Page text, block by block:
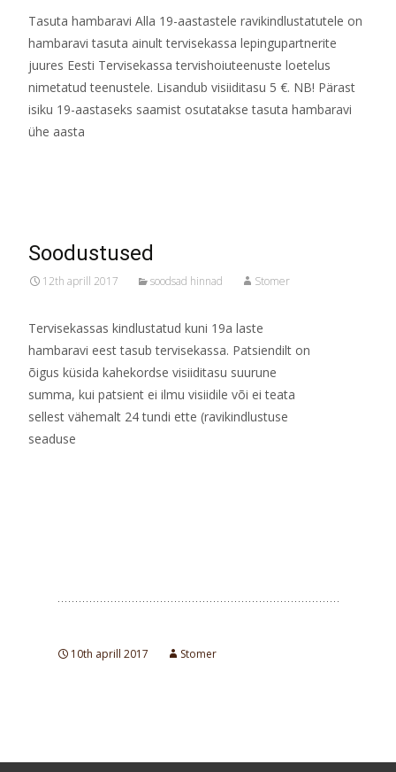
Tasuta hambaravi Alla 19-aastastele ravikindlustatutele on
hambaravi tasuta ainult tervisekassa lepingupartnerite
juures Eesti Tervisekassa tervishoiuteenuste loetelus
nimetatud teenustele. Lisandub visiiditasu 5 €. NB! Pärast
isiku 19-aastaseks saamist osutatakse tasuta hambaravi
ühe aasta
Soodustused
12th aprill 2017 soodsad hinnad Stomer
Tervisekassas kindlustatud kuni 19a laste
hambaravi eest tasub tervisekassa. Patsiendilt on
õigus küsida kahekordse visiiditasu suurune
summa, kui patsient ei ilmu visiidile või ei teata
sellest vähemalt 24 tundi ette (ravikindlustuse
seaduse
10th aprill 2017 Stomer